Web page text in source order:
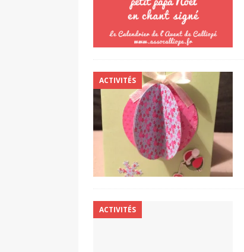
ACTIVITÉS
ACTIVITÉS